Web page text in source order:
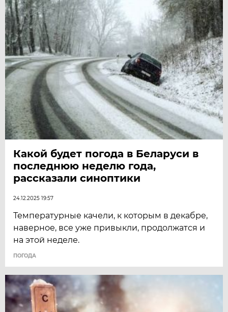
Какой будет погода в Беларуси в
последнюю неделю года,
рассказали синоптики
24.12.2025 19:57
Температурные качели, к которым в декабре,
наверное, все уже привыкли, продолжатся и
на этой неделе.
ПОГОДА